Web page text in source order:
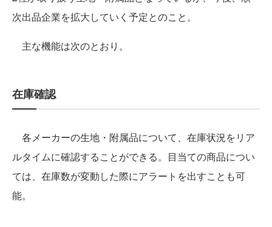
次出品企業を拡大していく予定とのこと。
主な機能は次のとおり。
在庫確認
各メーカーの生地・附属品について、在庫状況をリア
ルタイムに確認することができる。目当ての商品につい
ては、在庫数が変動した際にアラートを出すことも可
能。